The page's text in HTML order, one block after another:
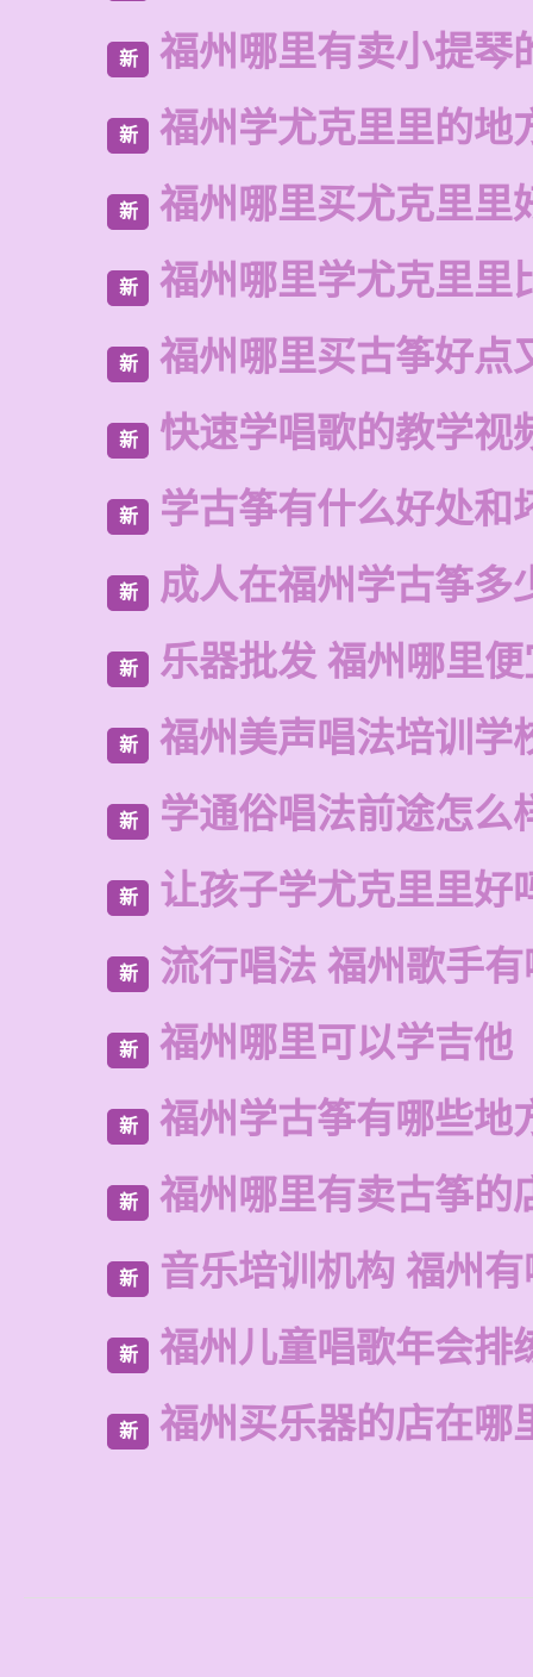
新 福州哪里有卖小提琴
新 福州学尤克里里的地
新 福州哪里买尤克里里
新 福州哪里学尤克里里
新 福州哪里买古筝好点
新 快速学唱歌的教学视
新 学古筝有什么好处和
新 成人在福州学古筝多
新 乐器批发 福州哪里
新 福州美声唱法培训学
新 学通俗唱法前途怎么
新 让孩子学尤克里里好
新 流行唱法 福州歌手
新 福州哪里可以学吉他
新 福州学古筝有哪些地
新 福州哪里有卖古筝的
新 音乐培训机构 福州
新 福州儿童唱歌年会排
新 福州买乐器的店在哪